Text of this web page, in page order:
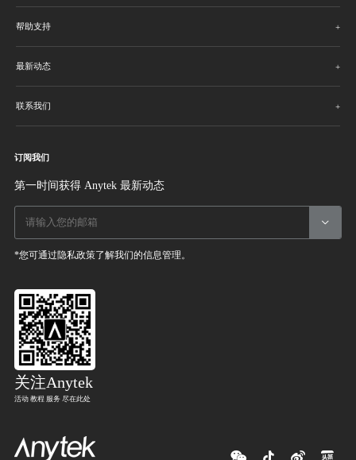
帮助支持
最新动态
联系我们
订阅我们
第一时间获得 Anytek 最新动态

*您可通过隐私政策了解我们的信息管理。
关注Anytek
活动 教程 服务 尽在此处
   